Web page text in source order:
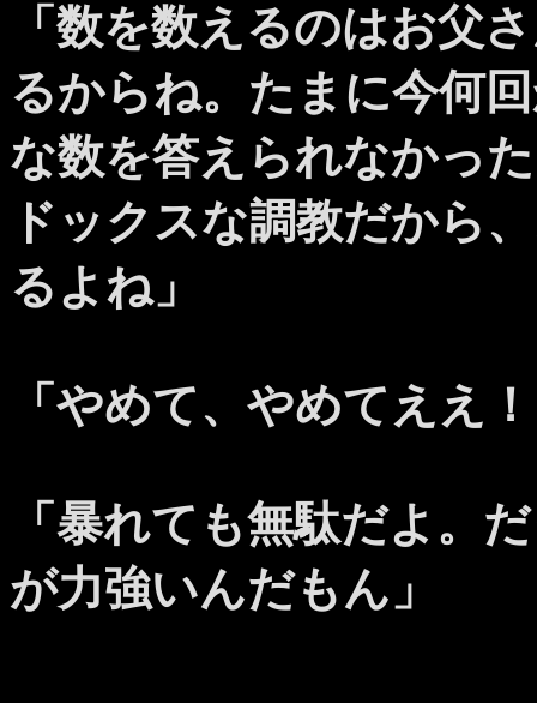
「数を数えるのはお父
るからね。たまに今何
な数を答えられなかっ
ドックスな調教だから
るよね」
「やめて、やめてええ
「暴れても無駄だよ。
が力強いんだもん」